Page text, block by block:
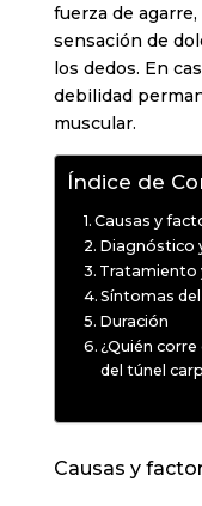
fuerza de
sensación de
los dedos. En
debilidad
muscular.
Índice de
Causas y
Diagnóstico
Tratamiento
Síntomas
Duración
¿Quién
del túnel
Causas y